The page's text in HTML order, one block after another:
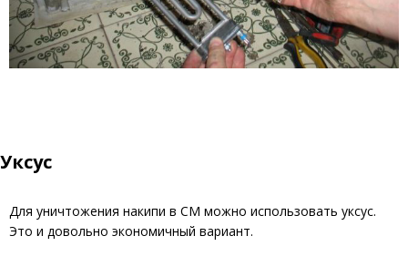
Уксус
Для уничтожения накипи в СМ можно использовать уксус.
Это и довольно экономичный вариант.